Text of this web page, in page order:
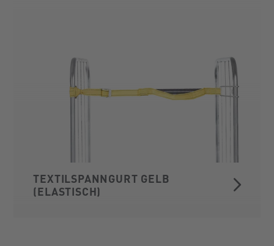
TEXTILSPANNGURT GELB
(ELASTISCH)